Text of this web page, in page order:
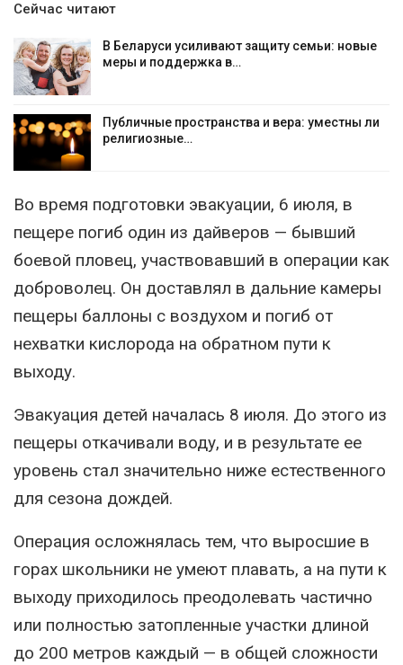
Сейчас читают
В Беларуси усиливают защиту семьи: новые
меры и поддержка в…
Публичные пространства и вера: уместны ли
религиозные…
Во время подготовки эвакуации, 6 июля, в
пещере погиб один из дайверов — бывший
боевой пловец, участвовавший в операции как
доброволец. Он доставлял в дальние камеры
пещеры баллоны с воздухом и погиб от
нехватки кислорода на обратном пути к
выходу.
Эвакуация детей началась 8 июля. До этого из
пещеры откачивали воду, и в результате ее
уровень стал значительно ниже естественного
для сезона дождей.
Операция осложнялась тем, что выросшие в
горах школьники не умеют плавать, а на пути к
выходу приходилось преодолевать частично
или полностью затопленные участки длиной
до 200 метров каждый — в общей сложности